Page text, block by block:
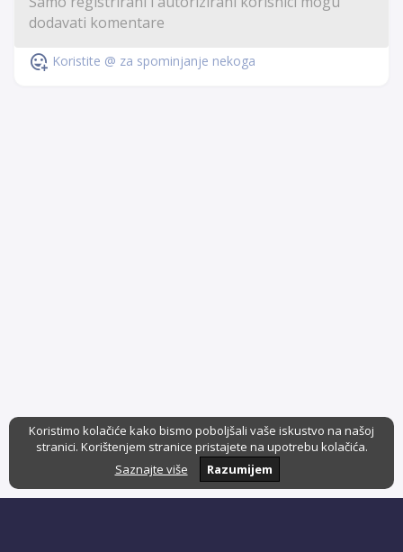
Koristite @ za spominjanje nekoga
Koristimo kolačiće kako bismo poboljšali vaše iskustvo na našoj
stranici. Korištenjem stranice pristajete na upotrebu kolačića.
Saznajte više
Razumijem